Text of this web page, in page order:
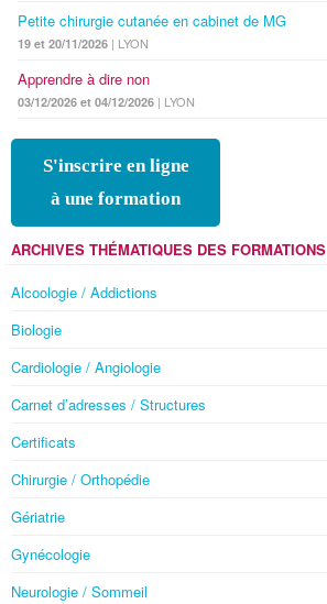
Petite chirurgie cutanée en cabinet de MG
19 et 20/11/2026 | LYON
Apprendre à dire non
03/12/2026 et 04/12/2026 | LYON
S'inscrire en ligne
à une formation
ARCHIVES THÉMATIQUES DES FORMATIONS
Alcoologie / Addictions
Biologie
Cardiologie / Angiologie
Carnet d’adresses / Structures
Certificats
Chirurgie / Orthopédie
Gériatrie
Gynécologie
Neurologie / Sommeil